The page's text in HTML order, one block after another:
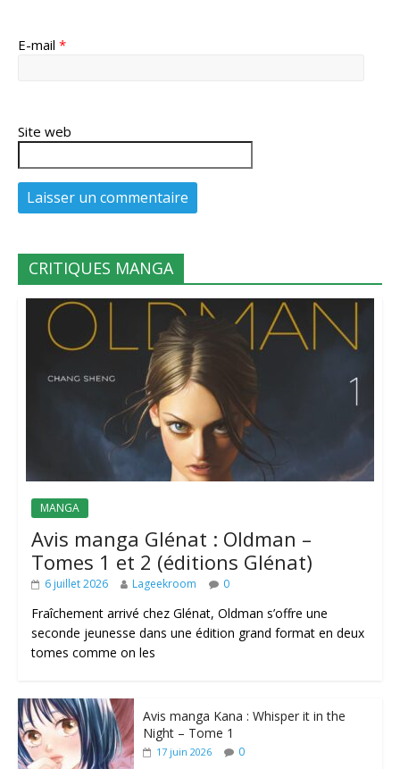
E-mail *
Site web
CRITIQUES MANGA
MANGA
Avis manga Glénat : Oldman –
Tomes 1 et 2 (éditions Glénat)
6 juillet 2026 Lageekroom 0
Fraîchement arrivé chez Glénat, Oldman s’offre une
seconde jeunesse dans une édition grand format en deux
tomes comme on les
Avis manga Kana : Whisper it in the
Night – Tome 1
17 juin 2026 0